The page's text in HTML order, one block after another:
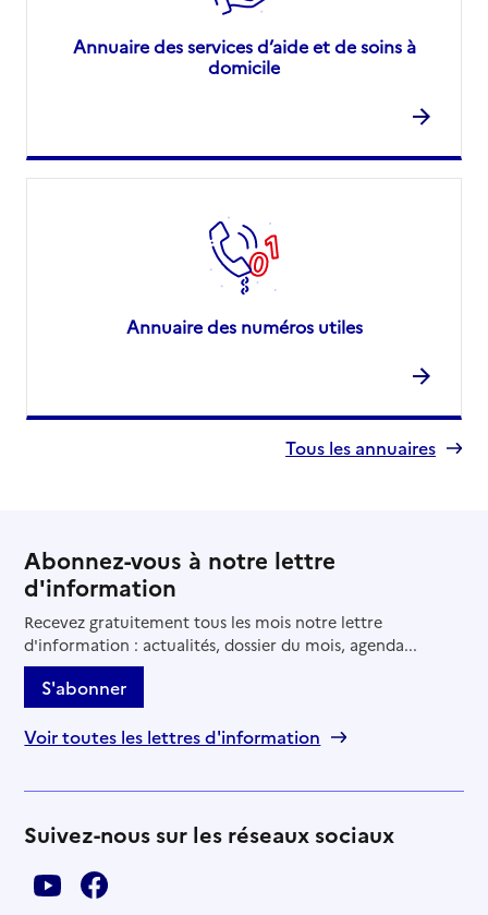
Annuaire des services d’aide et de soins à
domicile
Annuaire des numéros utiles
Tous les annuaires
Abonnez-vous à notre lettre
d'information
Recevez gratuitement tous les mois notre lettre
d'information : actualités, dossier du mois, agenda...
S'abonner
Voir toutes les lettres d'information
Suivez-nous sur les réseaux sociaux